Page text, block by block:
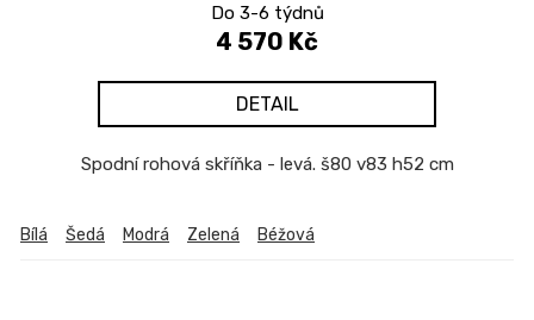
Do 3-6 týdnů
4 570 Kč
DETAIL
Spodní rohová skříňka - levá. š80 v83 h52 cm
Bílá Šedá Modrá Zelená Béžová